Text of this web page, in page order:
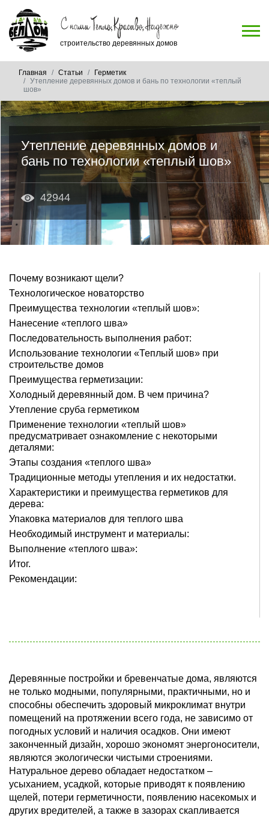
строительство деревянных домов
Главная Статьи
Герметик
Утепление деревянных домов и бань по технологии «теплый
шов»
Утепление деревянных домов и
бань по технологии «теплый шов»
42944
Почему возникают щели?
Технологическое новаторство
Преимущества технологии «теплый шов»:
Нанесение «теплого шва»
Последовательность выполнения работ:
Использование технологии «Теплый шов» при
строительстве домов
Преимущества герметизации:
Холодный деревянный дом. В чем причина?
Утепление сруба герметиком
Применение технологии «теплый шов»
предусматривает ознакомление с некоторыми
деталями:
Этапы создания «теплого шва»
Традиционные методы утепления и их недостатки.
Характеристики и преимущества герметиков для
дерева:
Упаковка материалов для теплого шва
Необходимый инструмент и материалы:
Выполнение «теплого шва»:
Итог.
Рекомендации:
Деревянные постройки и бревенчатые дома, являются
не только модными, популярными, практичными, но и
способны обеспечить здоровый микроклимат внутри
помещений на протяжении всего года, не зависимо от
погодных условий и наличия осадков. Они имеют
законченный дизайн, хорошо экономят энергоносители,
являются экологически чистыми строениями.
Натуральное дерево обладает недостатком –
усыханием, усадкой, которые приводят к появлению
щелей, потери герметичности, появлению насекомых и
других вредителей, а также в зазорах скапливается